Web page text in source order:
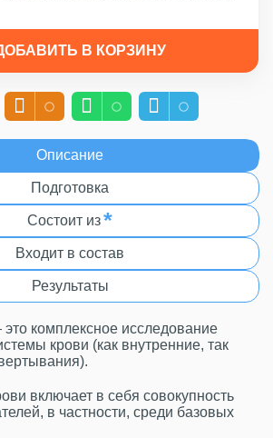
В КОРЗИНУ
Описание
Подготовка
Состоит из*
Входит в состав
Результаты
комплексное исследование
крови (как внутренние, так
включает в себя совокупность
в частности, среди базовых